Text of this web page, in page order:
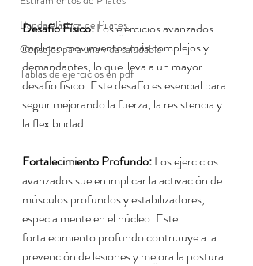
Banda elástica de Pilates
Consejos para una vida saludable
Tablas de ejercicios en pdf
Desafío Físico: Los ejercicios avanzados
implican movimientos más complejos y
demandantes, lo que lleva a un mayor
desafío físico. Este desafío es esencial para
seguir mejorando la fuerza, la resistencia y
la flexibilidad.
Fortalecimiento Profundo: Los ejercicios
avanzados suelen implicar la activación de
músculos profundos y estabilizadores,
especialmente en el núcleo. Este
fortalecimiento profundo contribuye a la
prevención de lesiones y mejora la postura.